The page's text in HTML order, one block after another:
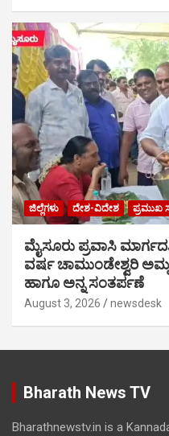
ಜಿಲ್ಲೆಗಳು ದೇಶ-ವಿದೇಶ ಪ್ರಮುಖ
ಮೈಸೂರು ಪ್ರವಾಸಿ
ವರ್ಷ ಚಾಮುಂಡೇಶ್ವರಿ
ಹಾಗೂ ಅನ್ನ ಸಂತರ್ಪಣೆ
August 3, 2026 newsdesk
Bharath News TV
Bharathnewstv.in is a